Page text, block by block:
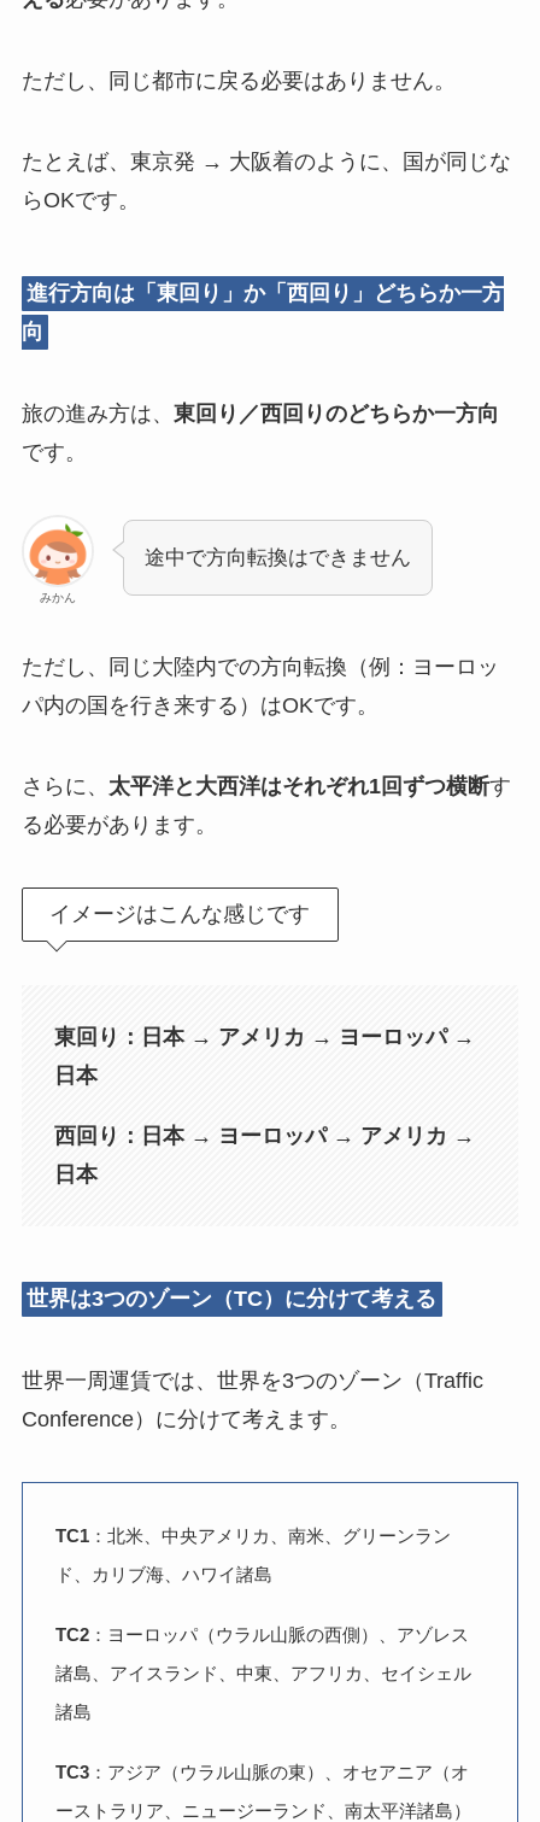
ただし、同じ都市に戻る必要はありません。
たとえば、東京発 → 大阪着のように、国が同じな
らOKです。
進行方向は「東回り」か「西回り」どちらか一方
向
旅の進み方は、 東回り／西回りのどちらか一方向
です。
みかん
途中で方向転換はできません
ただし、同じ大陸内での方向転換（例：ヨーロッ
パ内の国を行き来する）はOKです。
さらに、 太平洋と大西洋はそれぞれ1回ずつ横断す
る必要があります。
イメージはこんな感じです
東回り：日本 → アメリカ → ヨーロッパ →
日本
西回り：日本 → ヨーロッパ → アメリカ →
日本
世界は3つのゾーン（TC）に分けて考える
世界一周運賃では、世界を3つのゾーン（Traffic
Conference）に分けて考えます。
TC1：北米、中央アメリカ、南米、グリーンラン
ド、カリブ海、ハワイ諸島
TC2：ヨーロッパ（ウラル山脈の西側）、アゾレス
諸島、アイスランド、中東、アフリカ、セイシェル
諸島
TC3：アジア（ウラル山脈の東）、オセアニア（オ
ーストラリア、ニュージーランド、南太平洋諸島）